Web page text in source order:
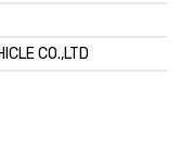
CO.,LTD